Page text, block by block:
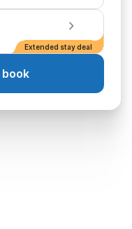
Extended stay deal